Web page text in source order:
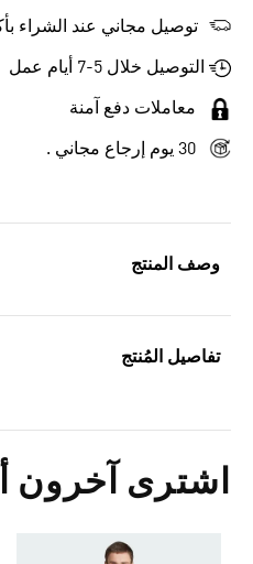
وصف المنتج
تفاصيل المُنتج
اشترى آخرون
توصيل مجاني عند الشراء بأكثر
التوصيل خلال 5-7 أيام عمل
معاملات دفع آمنة